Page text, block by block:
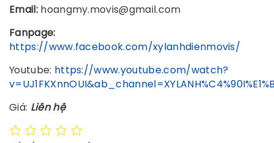
Email:hoangmy.movis@gmail.com
Fanpage:
https://www.facebook.com/xylanhdienmovis/
Youtube: https://www.youtube.com/watch?
Giá: Liên hệ